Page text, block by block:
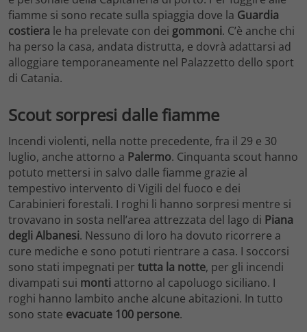
fiamme si sono recate sulla spiaggia dove la Guardia
costiera le ha prelevate con dei gommoni. C’è anche chi
ha perso la casa, andata distrutta, e dovrà adattarsi ad
alloggiare temporaneamente nel Palazzetto dello sport
di Catania.
Scout sorpresi dalle fiamme
Incendi violenti, nella notte precedente, fra il 29 e 30
luglio, anche attorno a Palermo. Cinquanta scout hanno
potuto mettersi in salvo dalle fiamme grazie al
tempestivo intervento di Vigili del fuoco e dei
Carabinieri forestali. I roghi li hanno sorpresi mentre si
trovavano in sosta nell’area attrezzata del lago di Piana
degli Albanesi. Nessuno di loro ha dovuto ricorrere a
cure mediche e sono potuti rientrare a casa. I soccorsi
sono stati impegnati per tutta la notte, per gli incendi
divampati sui monti attorno al capoluogo siciliano. I
roghi hanno lambito anche alcune abitazioni. In tutto
sono state evacuate 100 persone.